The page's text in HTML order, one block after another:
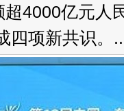
4000亿元人
四项新共识。